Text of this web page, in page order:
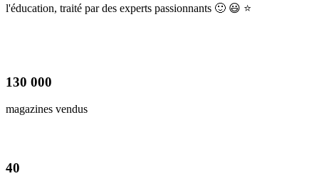
l'éducation, traité par des experts passionnants 🙂 😃 ⭐️
130 000
magazines vendus
40